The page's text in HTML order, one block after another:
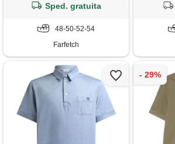
Sped. gratuita
48-50-52-54
Farfetch